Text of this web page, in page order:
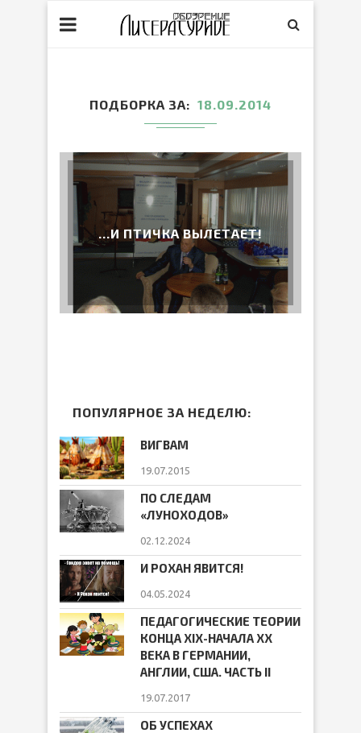
ПОДБОРКА ЗА 18.09.2014
…И ПТИЧКА ВЫЛЕТАЕТ!
ПОПУЛЯРНОЕ ЗА НЕДЕЛЮ:
ВИГВАМ
19.07.2015
ПО СЛЕДАМ
«ЛУНОХОДОВ»
02.12.2024
И РОХАН ЯВИТСЯ!
04.05.2024
ПЕДАГОГИЧЕСКИЕ ТЕОРИИ
КОНЦА ХIХ-НАЧАЛА ХХ
ВЕКА В ГЕРМАНИИ,
АНГЛИИ, США. ЧАСТЬ II
19.07.2017
ОБ УСПЕХАХ